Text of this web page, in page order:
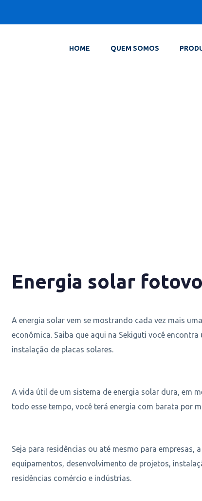
HOME QUEM SOMOS
Energia solar
A energia solar vem se mostrando cada vez mais
econômica. Saiba que aqui na Sekiguti você
instalação de placas solares.
A vida útil de um sistema de energia solar dura, em
todo esse tempo, você terá energia com barata por
Seja para residências ou até mesmo para empresas,
equipamentos, desenvolvimento de projetos,
residências comércio e indústrias.